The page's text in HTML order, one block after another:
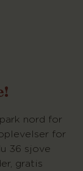
nord for
for
36 sjove
gratis